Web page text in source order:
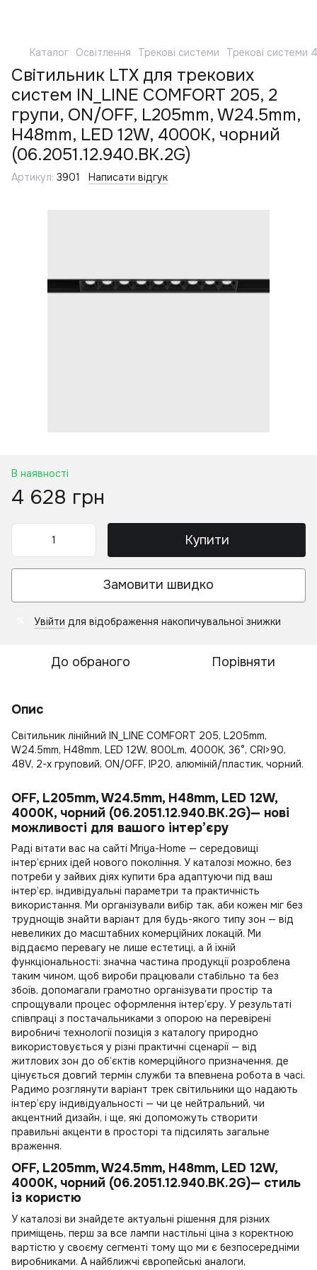
Каталог Освітлення Трекові системи Трекові системи
Світильник LTX для трекових
систем IN_LINE COMFORT 205, 2
групи, ON/OFF, L205mm, W24.5mm,
H48mm, LED 12W, 4000К, чорний
(06.2051.12.940.BK.2G)
Артикул: 3901 Написати відгук
В наявності
4 628 грн
Купити
Замовити швидко
Увійти для відображення накопичувальної знижки
До обраного Порівняти
Опис
Світильник лінійний IN_LINE COMFORT 205, L205mm,
W24.5mm, H48mm, LED 12W, 800Lm, 4000К, 36°, CRI>90,
48V, 2-х груповий, ON/OFF, IP20, алюміній/пластик, чорний.
OFF, L205mm, W24.5mm, H48mm, LED 12W,
4000К, чорний (06.2051.12.940.BK.2G)— нові
можливості для вашого інтер’єру
Раді вітати вас на сайті Mriya-Home — середовищі
інтер’єрних ідей нового покоління. У каталозі можно, без
потреби у зайвих діях купити бра адаптуючи під ваш
інтер’єр, індивідуальні параметри та практичність
використання. Ми організували вибір так, аби кожен міг без
труднощів знайти варіант для будь-якого типу зон — від
невеликих до масштабних комерційних локацій. Ми
віддаємо перевагу не лише естетиці, а й їхній
функціональності: значна частина продукції розроблена
таким чином, щоб вироби працювали стабільно та без
збоїв, допомагали грамотно організувати простір та
спрощували процес оформлення інтер’єру. У результаті
співпраці з постачальниками з опорою на перевірені
виробничі технології позиція з каталогу природно
використовується у різні практичні сценарії — від
житлових зон до об’єктів комерційного призначення, де
цінується довгий термін служби та впевнена робота в часі.
Радимо розглянути варіант трек світильники що надають
інтер’єру індивідуальності — чи це нейтральний, чи
акцентний дизайн, і ще, які допоможуть створити
правильні акценти в просторі та підсилять загальне
враження.
OFF, L205mm, W24.5mm, H48mm, LED 12W,
4000К, чорний (06.2051.12.940.BK.2G)— стиль
із користю
У каталозі ви знайдете актуальні рішення для різних
приміщень, перш за все лампи настільні ціна з коректною
вартістю у своєму сегменті тому що ми є безпосередніми
виробниками. А найближчі європейські аналоги,